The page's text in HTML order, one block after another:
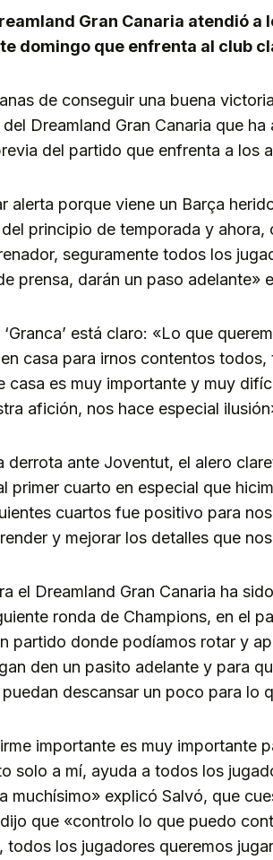
Gran Canaria atendió a
domingo que enfrenta al club
de conseguir una buena
Dreamland Gran Canaria que
del partido que enfrenta a los
alerta porque viene un Barça
principio de temporada y ahora,
seguramente todos los
prensa, darán un paso adelante»
está claro: «Lo que
casa para irnos contentos
casa es muy importante y muy
afición, nos hace especial
derrota ante Joventut, el alero
primer cuarto en especial que
cuartos fue positivo para
y mejorar los detalles que
el Dreamland Gran Canaria ha
ronda de Champions, en el
partido donde podíamos rotar y
den un pasito adelante y para
descansar un poco para lo
importante es muy importante
solo a mí, ayuda a todos los
muchísimo» explicó Salvó, que
que «controlo lo que puedo
todos los jugadores queremos